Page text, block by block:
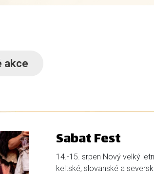
akce
Sabat Fest
14.-15. srpen Nový velký
keltské, slovanské a